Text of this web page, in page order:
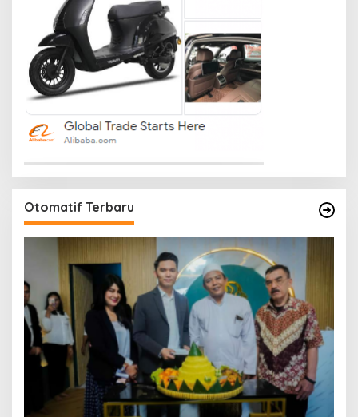
Otomatif Terbaru